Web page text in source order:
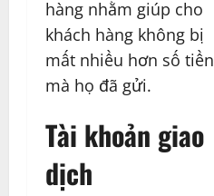
hàng nhằm giúp cho
khách hàng không bị
mất nhiều hơn số tiền
mà họ đã gửi.
Tài khoản giao
dịch